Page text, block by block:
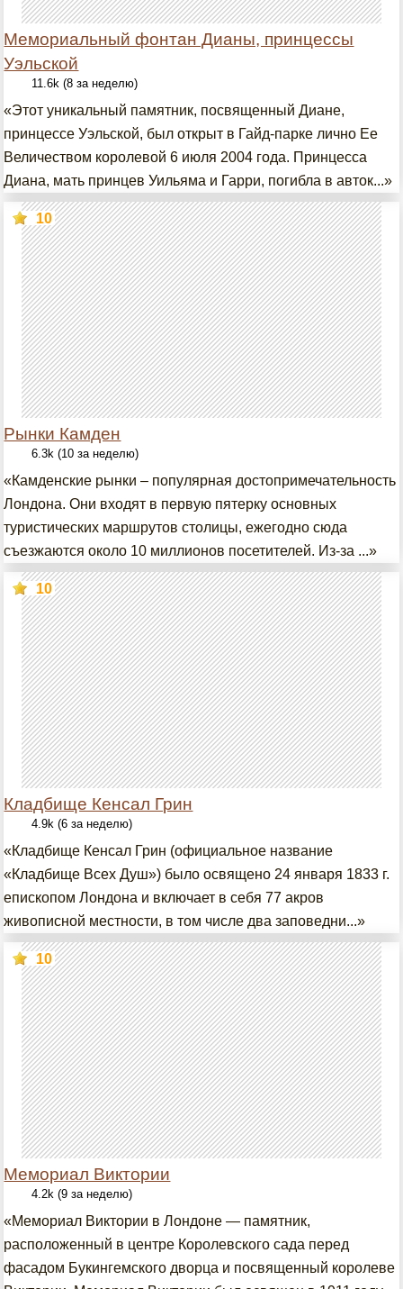
Мемориальный фонтан Дианы, принцессы
Уэльской
11.6k (8 за неделю)
«Этот уникальный памятник, посвященный Диане,
принцессе Уэльской, был открыт в Гайд-парке лично Ее
Величеством королевой 6 июля 2004 года. Принцесса
Диана, мать принцев Уильяма и Гарри, погибла в авток...»
Рынки Камден
10
6.3k (10 за неделю)
«Камденские рынки – популярная достопримечательность
Лондона. Они входят в первую пятерку основных
туристических маршрутов столицы, ежегодно сюда
съезжаются около 10 миллионов посетителей. Из-за ...»
Кладбище Кенсал Грин
10
4.9k (6 за неделю)
«Кладбище Кенсал Грин (официальное название
«Кладбище Всех Душ») было освящено 24 января 1833 г.
епископом Лондона и включает в себя 77 акров
живописной местности, в том числе два заповедни...»
Мемориал Виктории
10
4.2k (9 за неделю)
«Мемориал Виктории в Лондоне — памятник,
расположенный в центре Королевского сада перед
фасадом Букингемского дворца и посвященный королеве